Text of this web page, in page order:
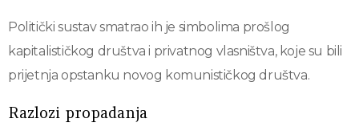
Politički sustav smatrao ih je simbolima prošlog
kapitalističkog društva i privatnog vlasništva, koje su bili
prijetnja opstanku novog komunističkog društva.
Razlozi propadanja